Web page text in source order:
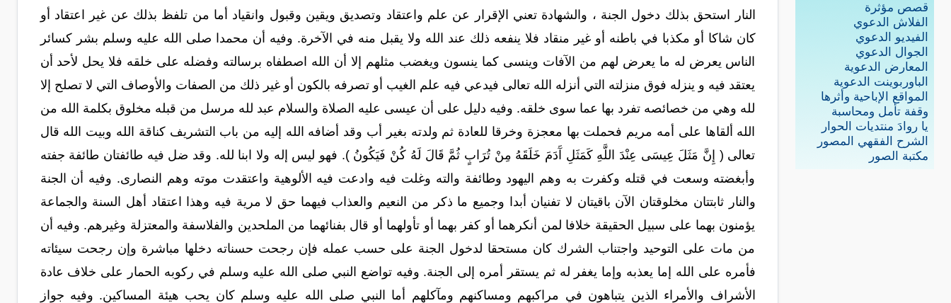
قصص مؤثرة
الفلاش الدعوي
الفيديو الدعوي
الجوال الدعوي
المعارض الدعوية
الباوربوينت الدعوية
المواقع الإباحية وأثرها
وقفة تأمل ومحاسبة
يا روادَ منتديات الحوار
الشرح الفقهي المصور
مكتبة الصور
النار استحق بذلك دخول الجنة ، والشهادة تعني الإقرار عن علم واعتقاد وتصديق ويقين وقبول وانقياد أما من تلفظ بذلك عن غير اعتقاد أو
كان شاكا أو مكذبا في باطنه أو غير منقاد فلا ينفعه ذلك عند الله ولا يقبل منه في الآخرة. وفيه أن محمدا صلى الله عليه وسلم بشر كسائر
الناس يعرض له ما يعرض لهم من الآفات وينسى كما ينسون ويغضب مثلهم إلا أن الله اصطفاه برسالته وفضله على خلقه فلا يحل لأحد أن
يعتقد فيه و ينزله فوق منزلته التي أنزله الله تعالى فيدعي فيه علم الغيب أو تصرفه بالكون أو غير ذلك من الصفات والأوصاف التي لا تصلح إلا
لله وهي من خصائصه تفرد بها عما سوى خلقه. وفيه دليل على أن عيسى عليه الصلاة والسلام عبد لله مرسل من قبله مخلوق بكلمة الله من
الله ألقاها على أمه مريم فحملت بها معجزة وخرقا للعادة ثم ولدته بغير أب وقد أضافه الله إليه من باب التشريف كناقة الله وبيت الله قال
تعالى ( إِنَّ مَثَلَ عِيسَى عِنْدَ اللَّهِ كَمَثَلِ آَدَمَ خَلَقَهُ مِنْ تُرَابٍ ثُمَّ قَالَ لَهُ كُنْ فَيَكُونُ ). فهو ليس إله ولا ابنا لله. وقد ضل فيه طائفتان طائفة جفته
وأبغضته وسعت في قتله وكفرت به وهم اليهود وطائفة والته وغلت فيه وادعت فيه الألوهية واعتقدت موته وهم النصارى. وفيه أن الجنة
والنار ثابتتان مخلوقتان الآن باقيتان لا تفنيان أبدا وجميع ما ذكر من النعيم والعذاب فيهما حق لا مرية فيه وهذا اعتقاد أهل السنة والجماعة
يؤمنون بهما على سبيل الحقيقة خلافا لمن أنكرهما أو كفر بهما أو تأولهما أو قال بفنائهما من الملحدين والفلاسفة والمعتزلة وغيرهم. وفيه أن
من مات على التوحيد واجتناب الشرك كان مستحقا لدخول الجنة على حسب عمله فإن رجحت حسناته دخلها مباشرة وإن رجحت سيئاته
فأمره على الله إما يعذبه وإما يغفر له ثم يستقر أمره إلى الجنة. وفيه تواضع النبي صلى الله عليه وسلم في ركوبه الحمار على خلاف عادة
الأشراف والأمراء الذين يتباهون في مراكبهم ومساكنهم ومآكلهم أما النبي صلى الله عليه وسلم كان يحب هيئة المساكين. وفيه جواز